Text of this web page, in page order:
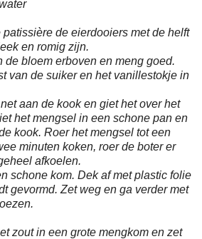
de eierdooiers met de helft
en romig zijn.
de bloem erboven en meng goed.
van de suiker en het vanillestokje in
aan de kook en giet het over het
het mengsel in een schone pan en
kook. Roer het mengsel tot een
minuten koken, roer de boter er
afkoelen.
schone kom. Dek af met plastic folie
gevormd. Zet weg en ga verder met
zout in een grote mengkom en zet